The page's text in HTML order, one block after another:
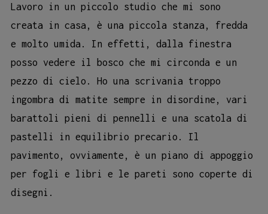
Lavoro in un piccolo studio che mi sono
creata in casa, è una piccola stanza, fredda
e molto umida. In effetti, dalla finestra
posso vedere il bosco che mi circonda e un
pezzo di cielo. Ho una scrivania troppo
ingombra di matite sempre in disordine, vari
barattoli pieni di pennelli e una scatola di
pastelli in equilibrio precario. Il
pavimento, ovviamente, è un piano di appoggio
per fogli e libri e le pareti sono coperte di
disegni.